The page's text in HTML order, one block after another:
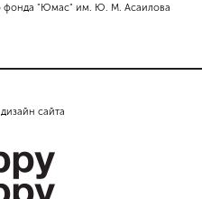
фонда "Юмас" им. Ю. М. Асаилова
сайта